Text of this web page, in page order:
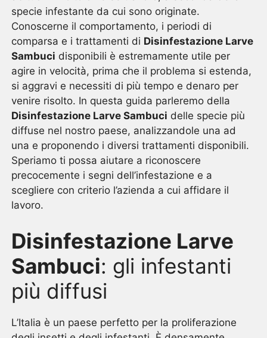
specie infestante da cui sono originate.
Conoscerne il comportamento, i periodi di
comparsa e i trattamenti di Disinfestazione Larve
Sambuci disponibili è estremamente utile per
agire in velocità, prima che il problema si estenda,
si aggravi e necessiti di più tempo e denaro per
venire risolto. In questa guida parleremo della
Disinfestazione Larve Sambuci delle specie più
diffuse nel nostro paese, analizzandole una ad
una e proponendo i diversi trattamenti disponibili.
Speriamo ti possa aiutare a riconoscere
precocemente i segni dell’infestazione e a
scegliere con criterio l’azienda a cui affidare il
lavoro.
Disinfestazione Larve
Sambuci: gli infestanti
più diffusi
L’Italia è un paese perfetto per la proliferazione